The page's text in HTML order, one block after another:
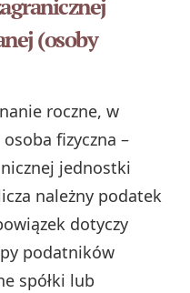
(osoby
roczne, w
fizyczna –
jednostki
należny podatek
dotyczy
podatników
spółki lub